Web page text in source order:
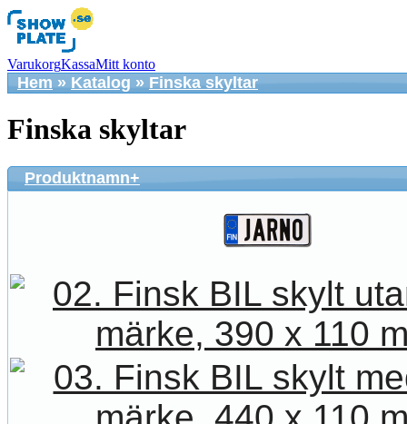
VarukorgKassaMitt konto
Hem » Katalog » Finska skyltar
Finska skyltar
Produktnamn+